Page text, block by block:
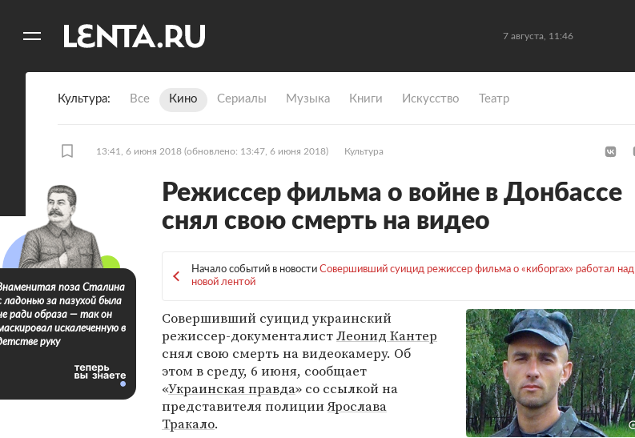
7 августа, 11:46
Культура Все Кино Сериалы Музыка Книги Искусство Театр
13:41, 6 июня 2018 (обновлено: 13:47, 6 июня 2018) Культура
Режиссер фильма о войне в Донбассе
снял свою смерть на видео
Начало событий в новости Совершивший суицид режиссер фильма о «киборгах» работал над
новой лентой
Совершивший суицид украинский
режиссер-документалистЛеонид Кантер
снял свою смерть на видеокамеру. Об
этом в среду, 6 июня, сообщает
«Украинская правда» со ссылкой на
представителя полицииЯрослава
Тракало.
поза Сталина
ладонью за пазухой была
ради образа — так он
искалеченную в
руку